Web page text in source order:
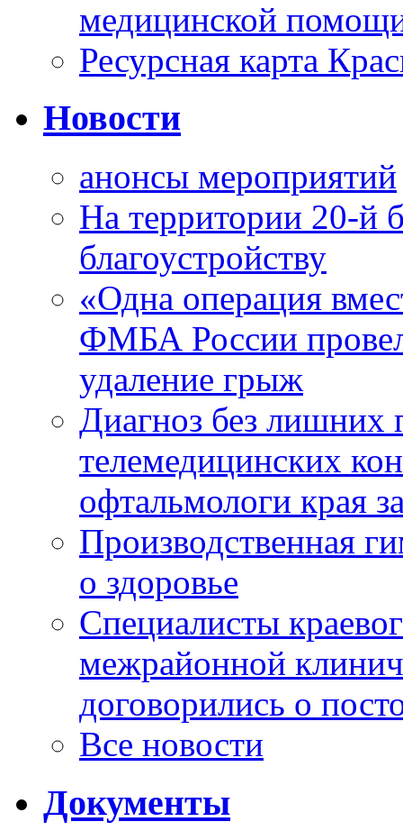
медицинской
Ресурсная карта
Новости
анонсы мероприятий
На территории 20-й
благоустройству
«Одна операция
ФМБА России
удаление грыж
Диагноз без лишних
телемедицинских
офтальмологи края
Производственная
о здоровье
Специалисты
межрайонной
договорились о
Все новости
Документы